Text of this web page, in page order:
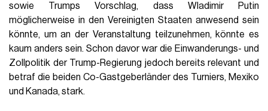
sowie Trumps Vorschlag, dass Wladimir Putin
möglicherweise in den Vereinigten Staaten anwesend sein
könnte, um an der Veranstaltung teilzunehmen, könnte es
kaum anders sein. Schon davor war die Einwanderungs- und
Zollpolitik der Trump-Regierung jedoch bereits relevant und
betraf die beiden Co-Gastgeberländer des Turniers, Mexiko
und Kanada, stark.